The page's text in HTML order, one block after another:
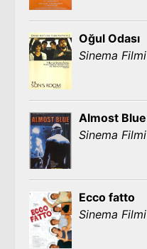
Oğul Odası
Sinema Filmi
Almost Blue
Sinema Filmi
Ecco fatto
Sinema Filmi